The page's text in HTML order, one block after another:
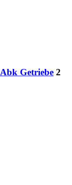
Getriebe 2